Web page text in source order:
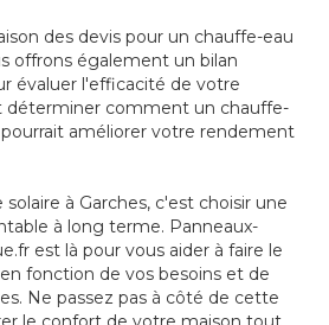
des devis pour un chauffe-eau
offrons également un bilan
évaluer l'efficacité de votre
déterminer comment un chauffe-
pourrait améliorer votre rendement
à Garches, c'est choisir une
à long terme. Panneaux-
est là pour vous aider à faire le
fonction de vos besoins et de
Ne passez pas à côté de cette